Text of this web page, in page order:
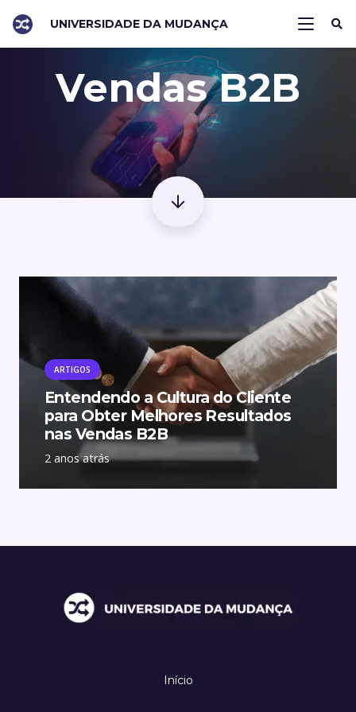
UNIVERSIDADE DA MUDANÇA
Vendas B2B
ARTIGOS
Entendendo a Cultura do Cliente
para Obter Melhores Resultados
nas Vendas B2B
2 anos atrás
Início